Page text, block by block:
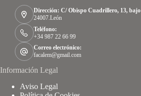
Dirección: C/ Obispo Cuadrillero, 13, bajo
24007.León
Teléfono:
+34 987 22 66 99
Correo electrónico:
facalem@gmail.com
Información Legal
Aviso Legal